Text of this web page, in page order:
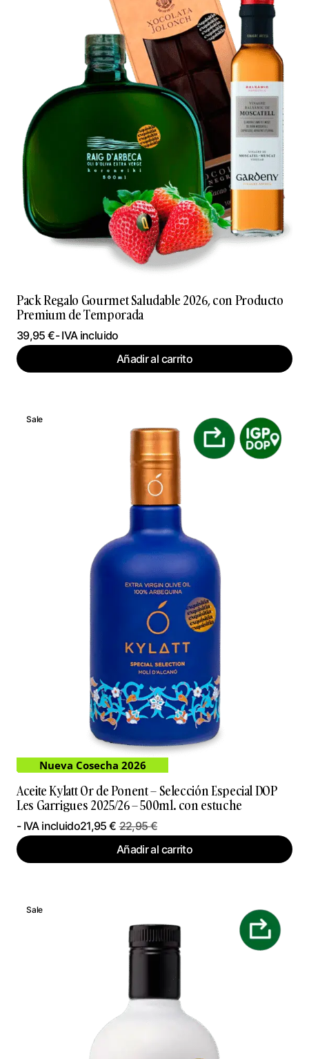
Pack Regalo Gourmet Saludable 2026, con Producto
Premium de Temporada
39,95€- IVA incluido
Añadir al carrito
Sale
Nueva Cosecha 2026
Aceite Kylatt Or de Ponent – Selección Especial DOP
Les Garrigues 2025/26 – 500ml. con estuche
22,95€
21,95€
- IVA incluido
Añadir al carrito
Sale